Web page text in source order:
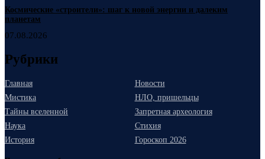
Космические «строители»: шаг к новой энергии и далеким
планетам
07.08.2026
Рубрики
Главная
Новости
Мистика
НЛО, пришельцы
Тайны вселенной
Запретная археология
Наука
Стихия
История
Гороскоп 2026